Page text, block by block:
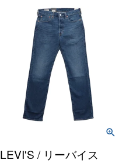
LEVI'S / リーバイス